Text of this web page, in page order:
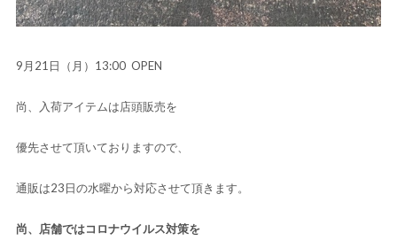
9月21日（月）13:00 OPEN
尚、入荷アイテムは店頭販売を
優先させて頂いておりますので、
通販は23日の水曜から対応させて頂きます。
尚、店舗ではコロナウイルス対策を